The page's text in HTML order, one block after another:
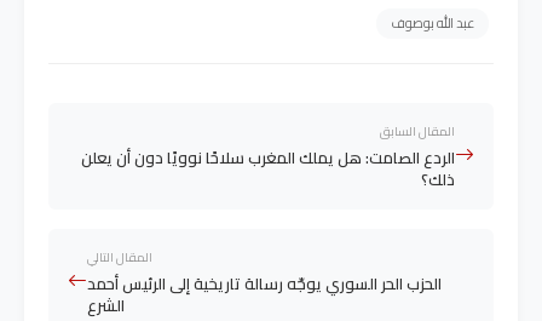
عبد الله بوصوف
المقال السابق
الردع الصامت: هل يملك المغرب سلاحًا نوويًا دون أن يعلن
ذلك؟
المقال التالي
الحزب الحر السوري يوجّه رسالة تاريخية إلى الرئيس أحمد
الشرع